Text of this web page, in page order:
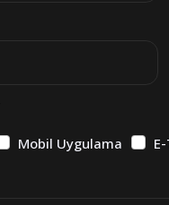
Mobil Uygulama